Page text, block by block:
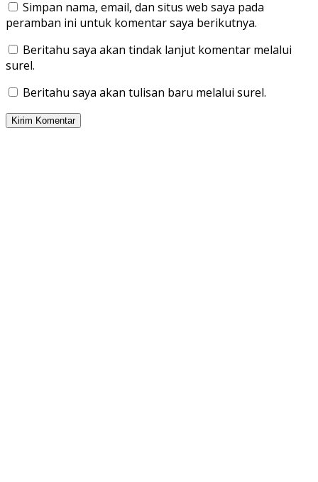
Simpan nama, email, dan situs web saya pada
peramban ini untuk komentar saya berikutnya.
Beritahu saya akan tindak lanjut komentar melalui
surel.
Beritahu saya akan tulisan baru melalui surel.